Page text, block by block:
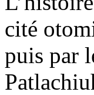
cité
puis par